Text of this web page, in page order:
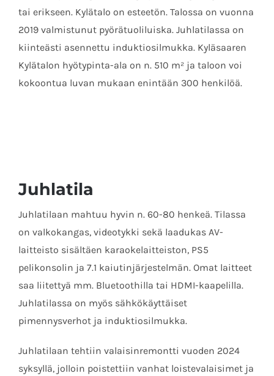
tai erikseen. Kylätalo on esteetön. Talossa on vuonna
2019 valmistunut pyörätuoliluiska. Juhlatilassa on
kiinteästi asennettu induktiosilmukka. Kyläsaaren
Kylätalon hyötypinta-ala on n. 510 m² ja taloon voi
kokoontua luvan mukaan enintään 300 henkilöä.
Juhlatila
Juhlatilaan mahtuu hyvin n. 60-80 henkeä. Tilassa
on valkokangas, videotykki sekä laadukas AV-
laitteisto sisältäen karaokelaitteiston, PS5
pelikonsolin ja 7.1 kaiutinjärjestelmän. Omat laitteet
saa liitettyä mm. Bluetoothilla tai HDMI-kaapelilla.
Juhlatilassa on myös sähkökäyttäiset
pimennysverhot ja induktiosilmukka.
Juhlatilaan tehtiin valaisinremontti vuoden 2024
syksyllä, jolloin poistettiin vanhat loistevalaisimet ja